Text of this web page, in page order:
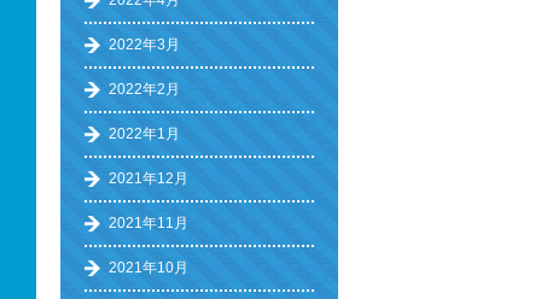
2022年3月
2022年2月
2022年1月
2021年12月
2021年11月
2021年10月